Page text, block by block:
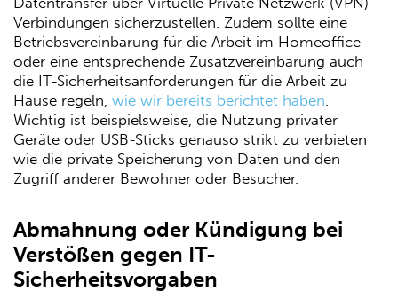
Verbindungen sicherzustellen. Zudem sollte eine
Betriebsvereinbarung für die Arbeit im Homeoffice
oder eine entsprechende Zusatzvereinbarung auch
die IT-Sicherheitsanforderungen für die Arbeit zu
Hause regeln, wie wir bereits berichtet haben
Wichtig ist beispielsweise, die Nutzung privater
Geräte oder USB-Sticks genauso strikt zu verbieten
wie die private Speicherung von Daten und den
Zugriff anderer Bewohner oder Besucher.
Abmahnung oder Kündigung bei
Verstößen gegen IT-
Sicherheitsvorgaben